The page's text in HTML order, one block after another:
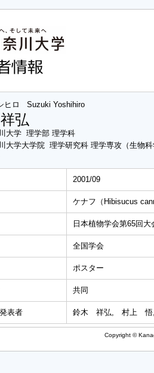
ヒロ Suzuki Yoshihiro
弘
大学 理学部 理学科
大学大学院 理学研究科 理学専攻（生物
2001/09
ケナフ（Hibisucus
日本植物学会第65回大
全国学会
ポスター
共同
表者 鈴木 祥弘, 村上
Copyright ©